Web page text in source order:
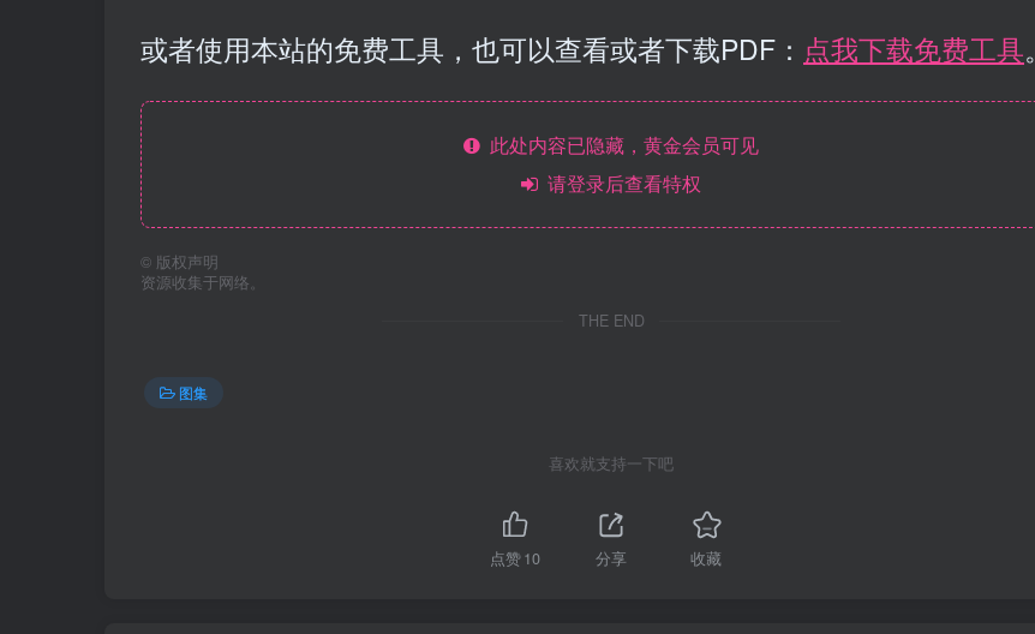
或者使用本站的免费工具，也可以查看或者下载PDF： 点我下载免费工具。
此处内容已隐藏，黄金会员可见
请登录后查看特权
© 版权声明
资源收集于网络。
THE END
图集
喜欢就支持一下吧
点赞10 分享 收藏